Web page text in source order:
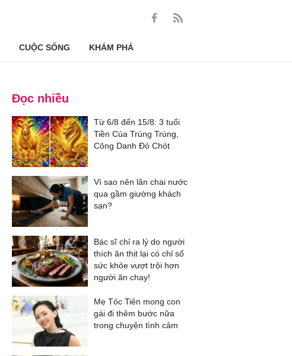
CUỘC SỐNG KHÁM PHÁ
Đọc nhiều
Từ 6/8 đến 15/8: 3 tuổi
Tiền Của Trùng Trùng,
Công Danh Đỏ Chót
Vì sao nên lăn chai nước
qua gầm giường khách
sạn?
Bác sĩ chỉ ra lý do người
thích ăn thịt lại có chỉ số
sức khỏe vượt trội hơn
người ăn chay!
Mẹ Tóc Tiên mong con
gái đi thêm bước nữa
trong chuyện tình cảm